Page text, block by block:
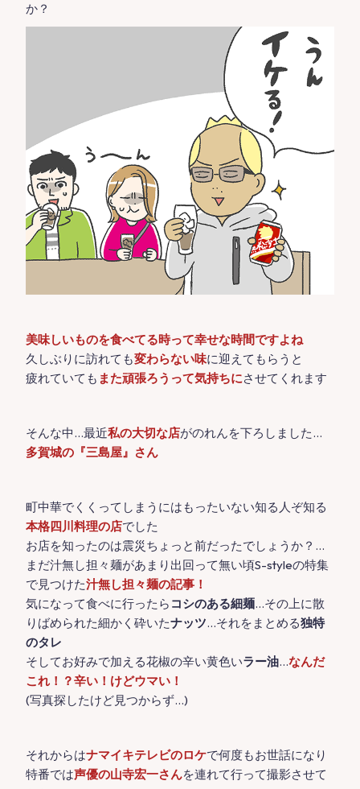
か？
美味しいものを食べてる時って幸せな時間ですよね
久しぶりに訪れても変わらない味に迎えてもらうと
疲れていても また頑張ろうって気持ちにさせてくれます
そんな中…最近私の大切な店がのれんを下ろしました…
多賀城の『三島屋』さん
町中華でくくってしまうにはもったいない知る人ぞ知る
本格四川料理の店でした
お店を知ったのは震災ちょっと前だったでしょうか？…
まだ汁無し担々麺があまり出回って無い頃S-styleの特集
で見つけた汁無し担々麺の記事！
気になって食べに行ったら コシのある細麺…その上に散
りばめられた細かく砕いたナッツ…それをまとめる独特
のタレ
そしてお好みで加える花椒の辛い黄色いラー油…なんだ
これ！？辛い！けどウマい！
(写真探したけど見つからず…)
それからはナマイキテレビのロケで何度もお世話になり
特番では声優の山寺宏一さんを連れて行って撮影させて